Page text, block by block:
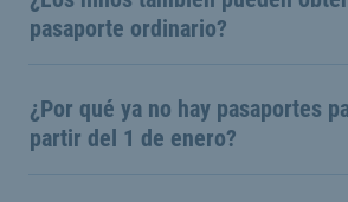
pasaporte ordinario?
¿Por qué ya no hay pasaportes
partir del 1 de enero?